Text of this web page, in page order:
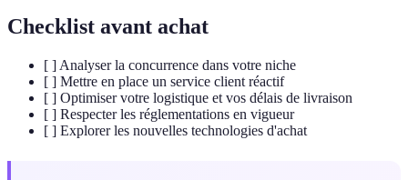
Checklist avant achat
[ ] Analyser la concurrence dans votre niche
[ ] Mettre en place un service client réactif
[ ] Optimiser votre logistique et vos délais de livraison
[ ] Respecter les réglementations en vigueur
[ ] Explorer les nouvelles technologies d'achat